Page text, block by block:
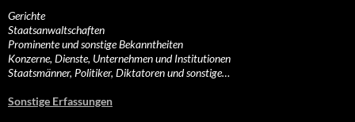
Gerichte
Staatsanwaltschaften
Prominente und sonstige Bekanntheiten
Konzerne, Dienste, Unternehmen und Institutionen
Staatsmänner, Politiker, Diktatoren und sonstige…
Sonstige Erfassungen